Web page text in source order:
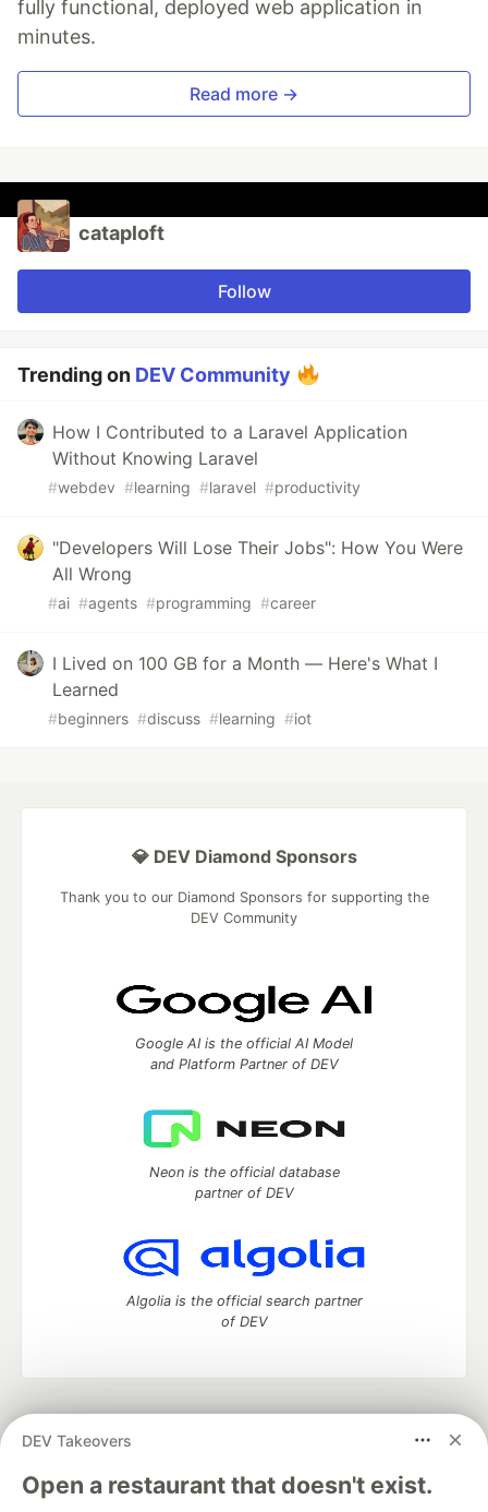
fully functional, deployed web application in
minutes.
Read more →
cataploft
Follow
Trending on DEV Community
How I Contributed to a Laravel Application
Without Knowing Laravel
#webdev #learning #laravel #productivity
"Developers Will Lose Their Jobs": How You Were
All Wrong
#ai #agents #programming #career
I Lived on 100 GB for a Month — Here's What I
Learned
#beginners #discuss #learning #iot
DEV Takeovers
Open a restaurant that doesn't exist.
💎 DEV Diamond Sponsors
Thank you to our Diamond Sponsors for supporting the
DEV Community
Google AI is the official AI Model
and Platform Partner of DEV
Neon is the official database
partner of DEV
Algolia is the official search partner
of DEV
development and manage your software career
DEV Education Tracks
DEV Help
Advertise on DEV